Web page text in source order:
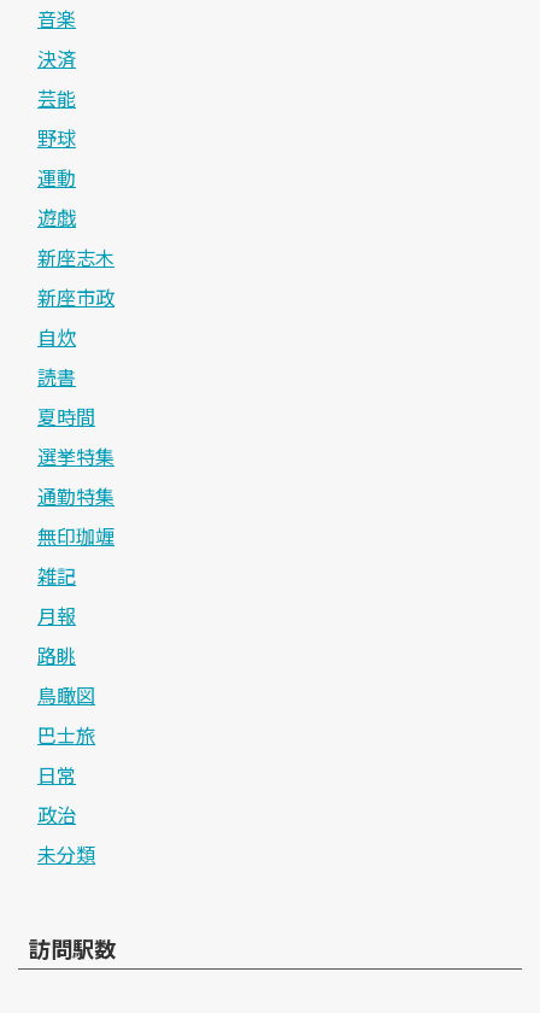
音楽
決済
芸能
野球
運動
遊戯
新座志木
新座市政
自炊
読書
夏時間
選挙特集
通勤特集
無印珈竰
雑記
月報
路眺
鳥瞰図
巴士旅
日常
政治
未分類
訪問駅数